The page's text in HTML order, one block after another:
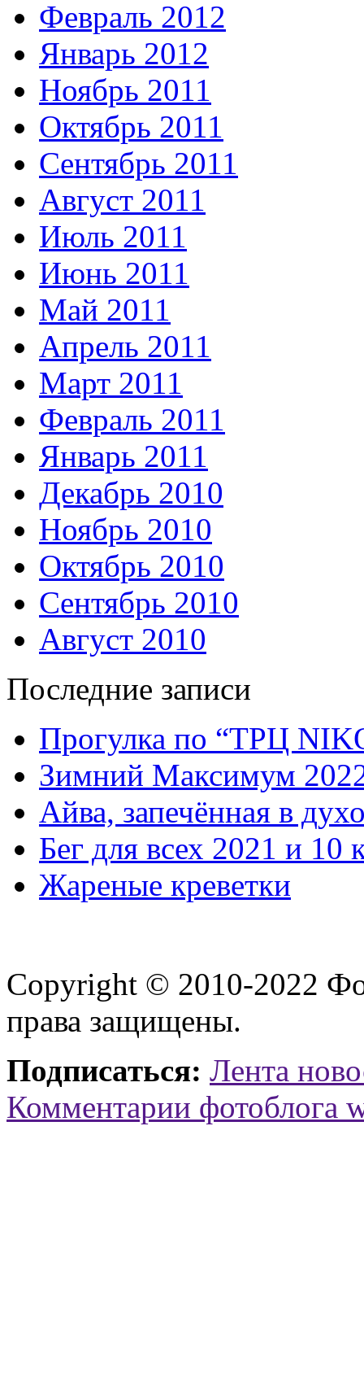
Февраль 2012
Январь 2012
Ноябрь 2011
Октябрь 2011
Сентябрь 2011
Август 2011
Июль 2011
Июнь 2011
Май 2011
Апрель 2011
Март 2011
Февраль 2011
Январь 2011
Декабрь 2010
Ноябрь 2010
Октябрь 2010
Сентябрь 2010
Август 2010
Последние записи
Прогулка по “ТРЦ
Зимний Максимум
Айва, запечённая в
Бег для всех 2021 и 10
Жареные креветки
Copyright © 2010-2022
права защищены.
Подписаться: Лента
Комментарии фотоблога